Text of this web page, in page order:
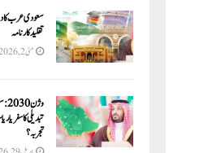
سعودی عرب کا
تقلید کارنامہ
مئی 2, 2026
تبدیلی کا سفر یا
تجربہ؟